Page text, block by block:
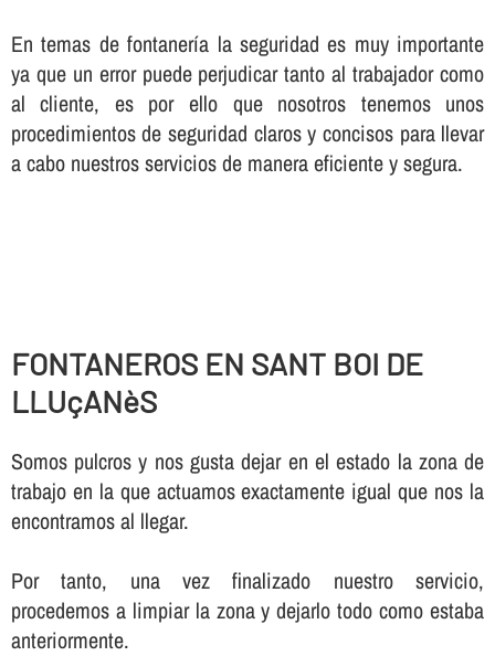
En temas de fontanerí­a la seguridad es muy importante
ya que un error puede perjudicar tanto al trabajador como
al cliente, es por ello que nosotros tenemos unos
procedimientos de seguridad claros y concisos para llevar
a cabo nuestros servicios de manera eficiente y segura.
FONTANEROS EN SANT BOI DE
LLUçANèS
Somos pulcros y nos gusta dejar en el estado la zona de
trabajo en la que actuamos exactamente igual que nos la
encontramos al llegar.
Por tanto, una vez finalizado nuestro servicio,
procedemos a limpiar la zona y dejarlo todo como estaba
anteriormente.